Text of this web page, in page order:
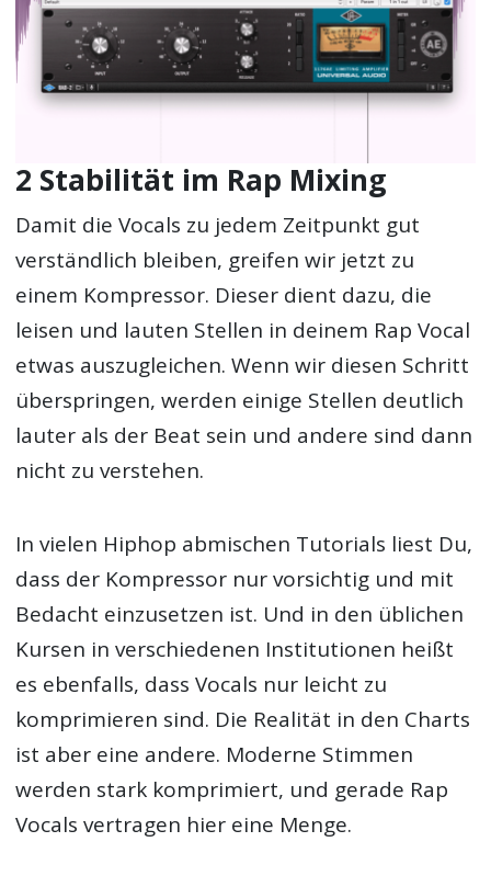
2 Stabilität im Rap Mixing
Damit die Vocals zu jedem Zeitpunkt gut
verständlich bleiben, greifen wir jetzt zu
einem Kompressor. Dieser dient dazu, die
leisen und lauten Stellen in deinem Rap Vocal
etwas auszugleichen. Wenn wir diesen Schritt
überspringen, werden einige Stellen deutlich
lauter als der Beat sein und andere sind dann
nicht zu verstehen.
In vielen Hiphop abmischen Tutorials liest Du,
dass der Kompressor nur vorsichtig und mit
Bedacht einzusetzen ist. Und in den üblichen
Kursen in verschiedenen Institutionen heißt
es ebenfalls, dass Vocals nur leicht zu
komprimieren sind. Die Realität in den Charts
ist aber eine andere. Moderne Stimmen
werden stark komprimiert, und gerade Rap
Vocals vertragen hier eine Menge.